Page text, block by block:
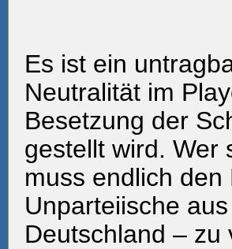
Es ist ein
Neutralität im
Besetzung der
gestellt wird. Wer
muss endlich
Unparteiische
Deutschland – zu